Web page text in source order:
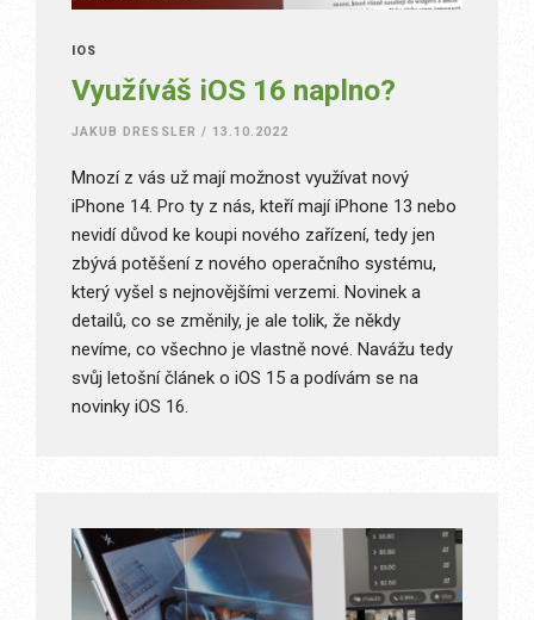
IOS
Využíváš iOS 16 naplno?
JAKUB DRESSLER / 13.10.2022
Mnozí z vás už mají možnost využívat nový
iPhone 14. Pro ty z nás, kteří mají iPhone 13 nebo
nevidí důvod ke koupi nového zařízení, tedy jen
zbývá potěšení z nového operačního systému,
který vyšel s nejnovějšími verzemi. Novinek a
detailů, co se změnily, je ale tolik, že někdy
nevíme, co všechno je vlastně nové. Navážu tedy
svůj letošní článek o iOS 15 a podívám se na
novinky iOS 16.